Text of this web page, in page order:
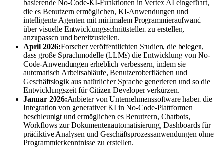
basierende No-Code-KI-Funktionen in Vertex AI eingeführt,
die es Benutzern ermöglichen, KI-Anwendungen und
intelligente Agenten mit minimalem Programmieraufwand
über visuelle Entwicklungsschnittstellen zu erstellen,
anzupassen und bereitzustellen.
April 2026:Forscher veröffentlichten Studien, die belegen,
dass große Sprachmodelle (LLMs) die Entwicklung von No-
Code-Anwendungen erheblich verbessern, indem sie
automatisch Arbeitsabläufe, Benutzeroberflächen und
Geschäftslogik aus natürlicher Sprache generieren und so die
Entwicklungszeit für Citizen Developer verkürzen.
Januar 2026:Anbieter von Unternehmenssoftware haben die
Integration von generativer KI in No-Code-Plattformen
beschleunigt und ermöglichen es Benutzern, Chatbots,
Workflows zur Dokumentenautomatisierung, Dashboards für
prädiktive Analysen und Geschäftsprozessanwendungen ohne
Programmierkenntnisse zu erstellen.